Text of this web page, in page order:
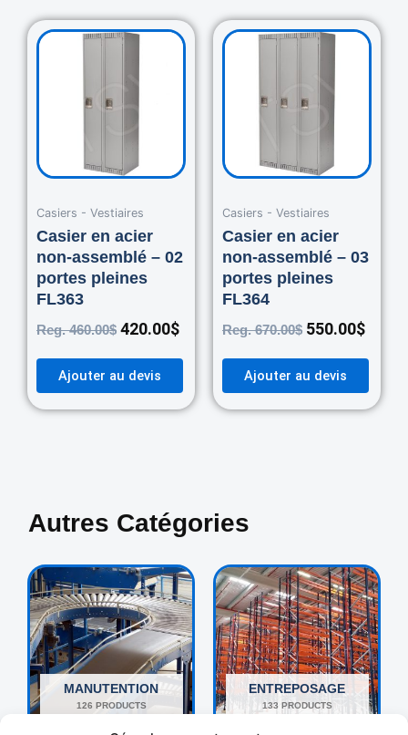
Casiers - Vestiaires
Casier en acier
non-assemblé – 02
portes pleines
FL363
Reg.460.00$
Original
price
420.00$
Current
price
Ajouter au devis
Casiers - Vestiaires
Casier en acier
non-assemblé – 03
portes pleines
FL364
Reg.670.00$
Original
price
670.00$.
550.00$
price
Ajouter au devis
Autres Catégories
MANUTENTION
126 PRODUCTS
ENTREPOSAGE
133 PRODUCTS